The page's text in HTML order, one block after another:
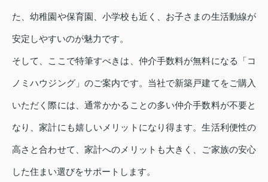
た、幼稚園や保育園、小学校も近く、お子さまの生活動線が
安定しやすいのが魅力です。
そして、ここで特筆すべきは、仲介手数料が無料になる「コ
ノミハウジング」のご案内です。当社で新築戸建てをご購入
いただく際には、通常かかることの多い仲介手数料が不要と
なり、家計にも嬉しいメリットになり得ます。生活利便性の
高さと合わせて、家計へのメリットも大きく、ご家族の安心
した住まい選びをサポートします。